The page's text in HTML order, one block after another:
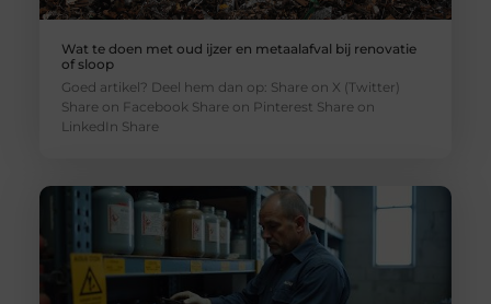
Wat te doen met oud ijzer en metaalafval bij renovatie
of sloop
Goed artikel? Deel hem dan op: Share on X (Twitter)
Share on Facebook Share on Pinterest Share on
LinkedIn Share